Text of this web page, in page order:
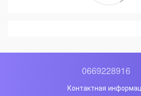
0669228916
Контактная